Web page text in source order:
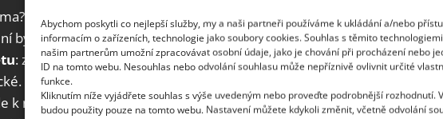
Abychom poskytli co nejlepší služby, my a naši partneři používáme k ukládání a/nebo
informacím o zařízeních, technologie jako soubory cookies. Souhlas s těmito
našim partnerům umožní zpracovávat osobní údaje, jako je chování při procházení nebo
ID na tomto webu. Nesouhlas nebo odvolání souhlasu může nepříznivě ovlivnit určité
funkce.
Kliknutím níže vyjádřete souhlas s výše uvedeným nebo proveďte podrobnější rozhodnutí.
budou použity pouze na tomto webu. Nastavení můžete kdykoli změnit, včetně odvolání
Zkuste nejprve vizuální kontrolu, při níž budete hledat
byste mohli pod povrchem odhalit jiný kov.Další způsob je
: zlato totiž – na rozdíl od jiných kovů, z nichž se šperky
Test s octem je další možností. Zkoumaný šperk ponořte do
k nějaké reakci. Zlato by reagovat nemělo, zatímco mnoho